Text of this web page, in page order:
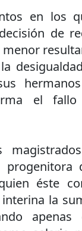
en los
de
el
progenitora
éste
la